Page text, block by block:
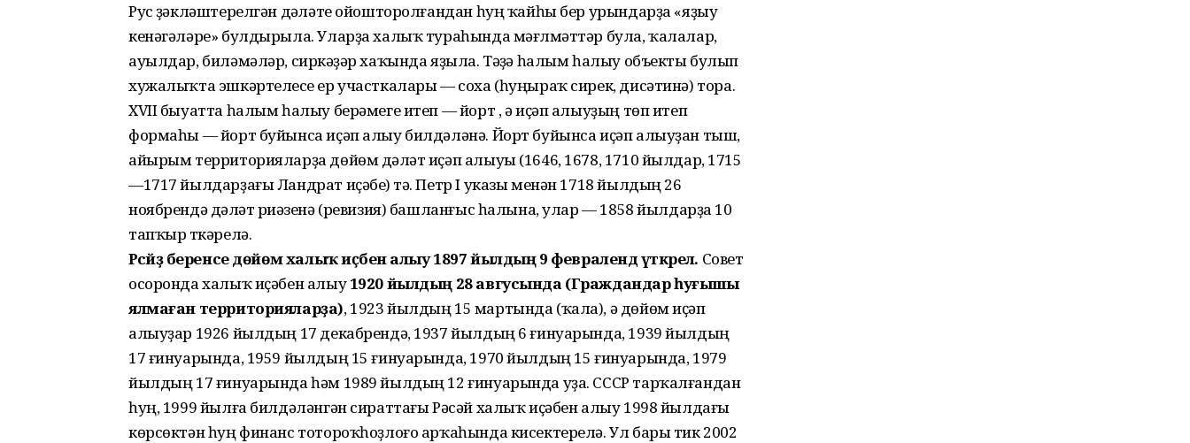
Рус үҙәкләштерелгән дәүләте ойошторолғандан һуң ҡайһы бер урындарҙа «яҙыу
кенәгәләре» булдырыла. Уларҙа халыҡ тураһында мәғлүмәттәр була, ҡалалар,
ауылдар, биләмәләр, сиркәүҙәр хаҡында яҙыла. Тәүҙә һалым һалыу объекты булып
хужалыҡта эшкәртелеүсе ер участкалары — соха (һуңыраҡ сирек, дисәтинә) тора.
XVII быуатта һалым һалыу берәмеге итеп — йорт , ә иҫәп алыуҙың төп итеп
формаһы — йорт буйынса иҫәп алыу билдәләнә. Йорт буйынса иҫәп алыуҙан тыш,
айырым территорияларҙа дөйөм дәүләт иҫәп алыуы (1646, 1678, 1710 йылдар, 1715
—1717 йылдарҙағы Ландрат иҫәбе) үтә. Петр I указы менән 1718 йылдың 26
ноябрендә дәүләт риүәзенә (ревизия) башланғыс һалына, улар — 1858 йылдарҙа 10
тапҡыр үткәрелә.
Рәсәйҙә беренсе дөйөм халыҡ иҫәбен алыу 1897 йылдың 9 февралендә үткәрелә. Совет
осоронда халыҡ иҫәбен алыу1920 йылдың 28 авгусында (Граждандар һуғышы
ялмаған территорияларҙа), 1923 йылдың 15 мартында (ҡала), ә дөйөм иҫәп
алыуҙар 1926 йылдың 17 декабрендә, 1937 йылдың 6 ғинуарында, 1939 йылдың
17 ғинуарында, 1959 йылдың 15 ғинуарында, 1970 йылдың 15 ғинуарында, 1979
йылдың 17 ғинуарында һәм 1989 йылдың 12 ғинуарында уҙа. СССР тарҡалғандан
һуң, 1999 йылға билдәләнгән сираттағы Рәсәй халыҡ иҫәбен алыу 1998 йылдағы
көрсөктән һуң финанс тотороҡһоҙлоғо арҡаһында кисектерелә. Ул бары тик 2002